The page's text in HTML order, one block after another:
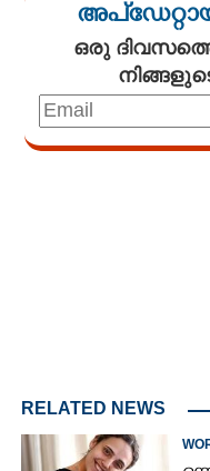
ഒരു
RELATED NEWS